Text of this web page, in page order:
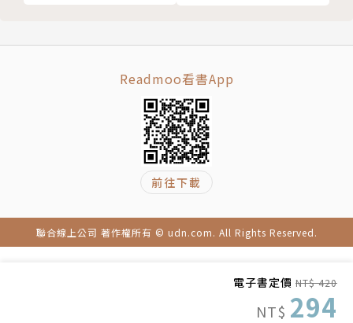
電子書定價 NT$ 420
NT$ 294
珍妮佛・高曼－威茲勒博士 Jennifer Goldman-Wetz
衝突解決專家、組織心理學家，紐約市顧問公司校
人，平日輔導執行長與高階主管團隊促進組織的健康與
成長。過去二十多年來，珍妮佛提供建言給新創公司、
全球企業、大型非營利組織與政府機構的高階領導者，
包括Google、IBM、奧斯卡健康保險（Oscar Health
Insurance）、羅氏（Roche）、新學院（The New S
Readmoo看書App
前往下載
聯合線上公司 著作權所有 © udn.com. All Rights Reserved.